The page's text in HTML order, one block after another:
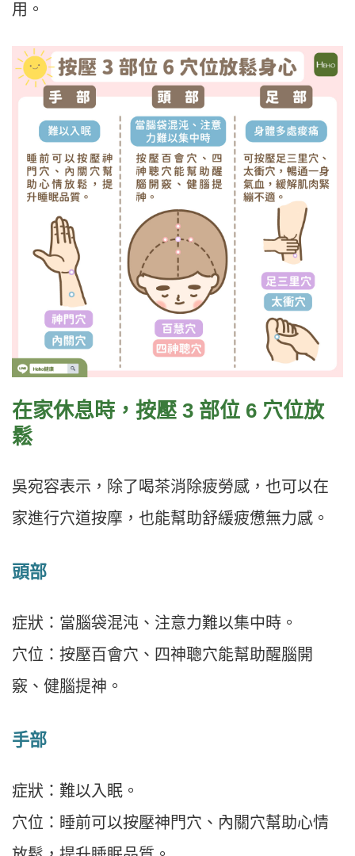
用。
在家休息時，按壓 3 部位 6 穴位放
鬆
吳宛容表示，除了喝茶消除疲勞感，也可以在
家進行穴道按摩，也能幫助舒緩疲憊無力感。
頭部
症狀：當腦袋混沌、注意力難以集中時。
穴位：按壓百會穴、四神聰穴能幫助醒腦開
竅、健腦提神。
手部
症狀：難以入眠。
穴位：睡前可以按壓神門穴、內關穴幫助心情